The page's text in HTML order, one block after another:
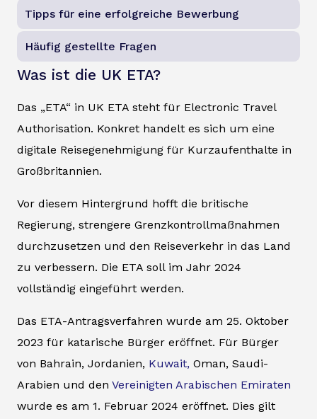
Tipps für eine erfolgreiche Bewerbung
Häufig gestellte Fragen
Was ist die UK ETA?
Das „ETA“ in UK ETA steht für Electronic Travel
Authorisation. Konkret handelt es sich um eine
digitale Reisegenehmigung für Kurzaufenthalte in
Großbritannien.
Vor diesem Hintergrund hofft die britische
Regierung, strengere Grenzkontrollmaßnahmen
durchzusetzen und den Reiseverkehr in das Land
zu verbessern. Die ETA soll im Jahr 2024
vollständig eingeführt werden.
Das ETA-Antragsverfahren wurde am 25. Oktober
2023 für katarische Bürger eröffnet. Für Bürger
von Bahrain, Jordanien, Kuwait, Oman, Saudi-
Arabien und den Vereinigten Arabischen Emiraten
wurde es am 1. Februar 2024 eröffnet. Dies gilt